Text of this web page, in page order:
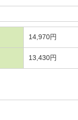
14,970円
13,430円